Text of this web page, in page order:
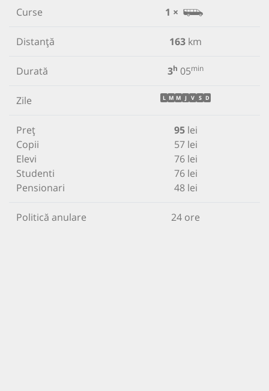
Curse 1 ×
Distanță 163 km
Durată 3h 05min
Zile L M M J V S D
Preț
Copii
Elevi
Studenti
Pensionari
95lei
57 lei
76 lei
76 lei
48 lei
Politică anulare 24 ore